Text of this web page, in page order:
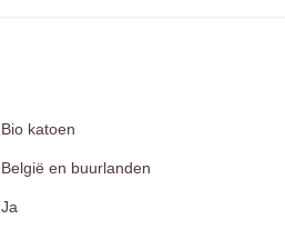
Bio katoen
België en buurlanden
Ja